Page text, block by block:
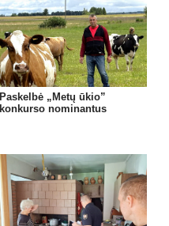
Paskelbė „Metų ūkio”
konkurso nominantus